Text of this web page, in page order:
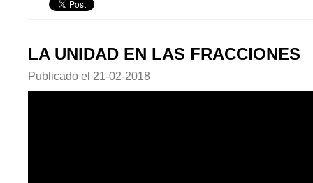
LA UNIDAD EN LAS FRACCIONES
Publicado el 21-02-2018